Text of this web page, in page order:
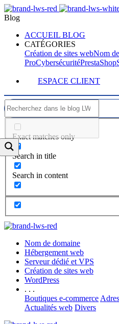
Blog
ACCUEIL BLOG
CATÉGORIES
Création de sites webNom
ProCybersécuritéPrestaShop
ESPACE CLIENT
Exact matches only
Search in title
Search in content
Nom de domaine
Hébergement web
Serveur dédié et VPS
Création de sites web
WordPress
. . .
Boutiques e-commerce
Actualités web Divers